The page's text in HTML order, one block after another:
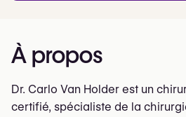
À propos
Dr. Carlo Van Holder est un
certifié, spécialiste de la